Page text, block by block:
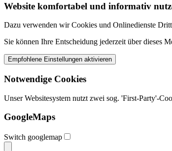
Website komfortabel und informativ
Dazu verwenden wir Cookies und Onlinedienste
Sie können Ihre Entscheidung jederzeit über dieses
Notwendige Cookies
Unser Websitesystem nutzt zwei sog. 'First-Party'-
GoogleMaps
Switch googlemap